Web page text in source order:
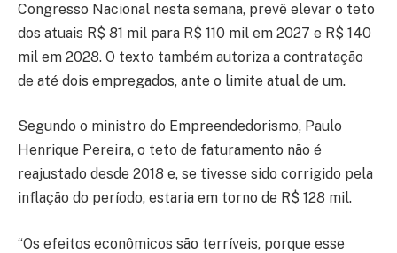
Congresso Nacional nesta semana, prevê elevar o teto
dos atuais R$ 81 mil para R$ 110 mil em 2027 e R$ 140
mil em 2028. O texto também autoriza a contratação
de até dois empregados, ante o limite atual de um.
Segundo o ministro do Empreendedorismo, Paulo
Henrique Pereira, o teto de faturamento não é
reajustado desde 2018 e, se tivesse sido corrigido pela
inflação do período, estaria em torno de R$ 128 mil.
“Os efeitos econômicos são terríveis, porque esse